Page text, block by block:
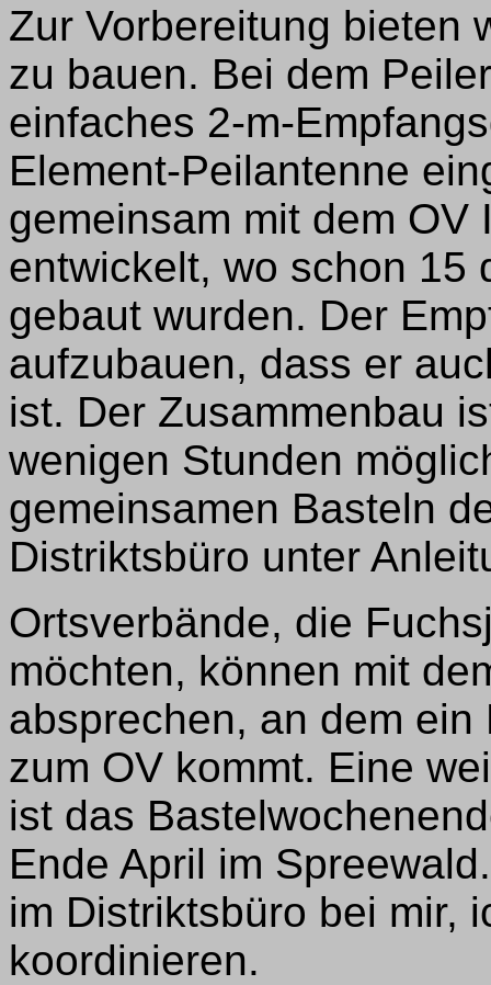
Zur Vorbereitung bieten
zu bauen. Bei dem
einfaches 2-m-
Element-Peilantenne
gemeinsam mit dem OV
entwickelt, wo schon 15
gebaut wurden. Der
aufzubauen, dass er
ist. Der Zusammenbau
wenigen Stunden
gemeinsamen Basteln
Distriktsbüro unter
Ortsverbände, die
möchten, können mit
absprechen, an dem
zum OV kommt. Eine
ist das
Ende April im
im Distriktsbüro bei mir,
koordinieren.